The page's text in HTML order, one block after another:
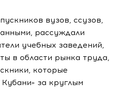
вузов, ссузов,
рассуждали
учебных заведений,
в области рынка труда,
которые
за круглым